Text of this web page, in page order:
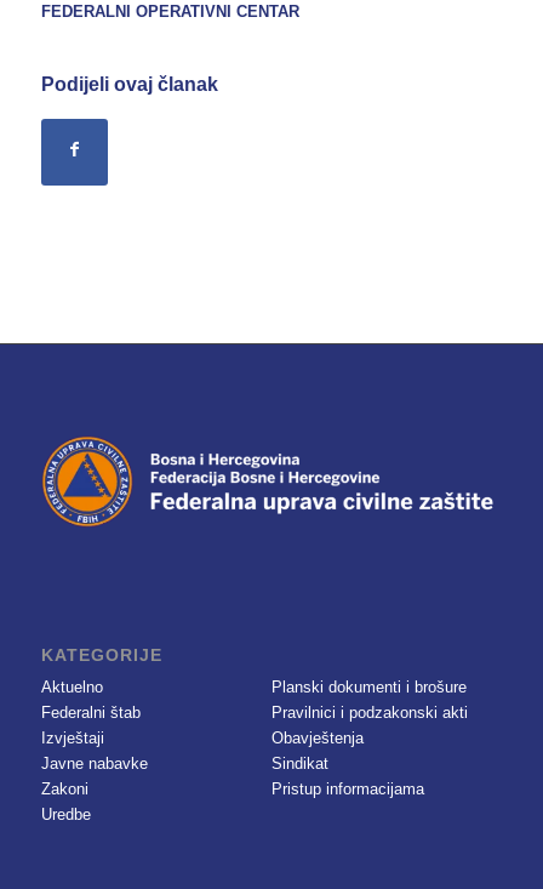
FEDERALNI OPERATIVNI CENTAR
Podijeli ovaj članak
KATEGORIJE
Aktuelno
Federalni štab
Izvještaji
Javne nabavke
Zakoni
Uredbe
Planski dokumenti i brošure
Pravilnici i podzakonski akti
Obavještenja
Sindikat
Pristup informacijama